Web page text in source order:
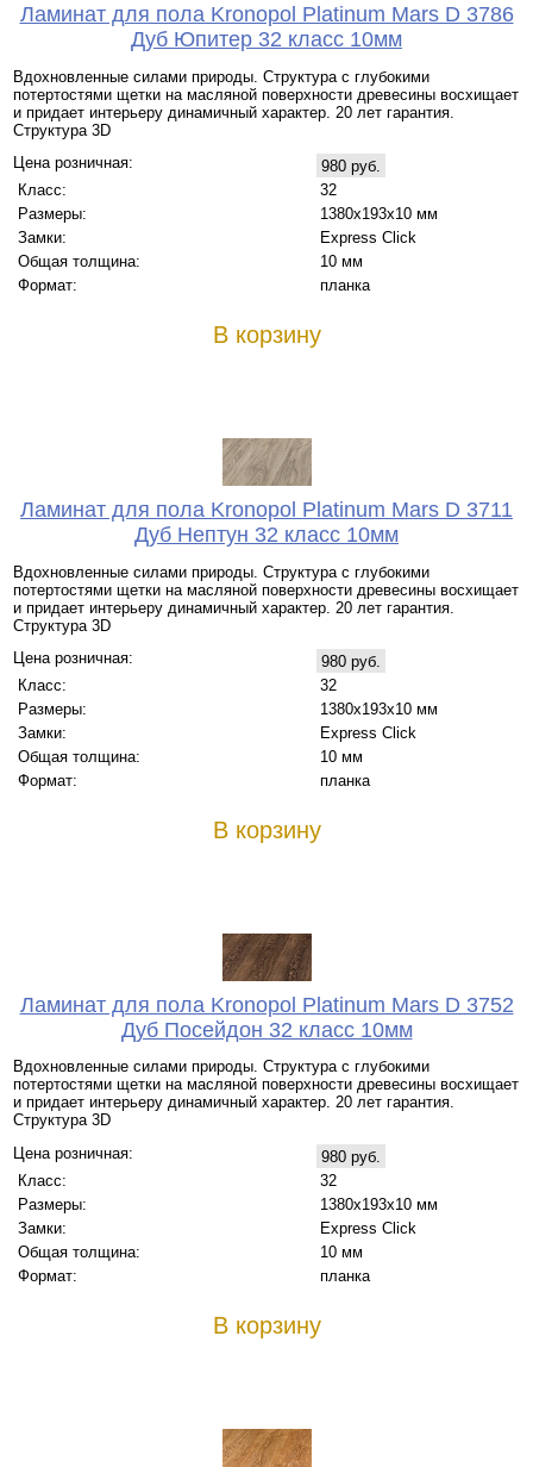
Ламинат для пола Kronopol Platinum Mars D 3786
Дуб Юпитер 32 класс 10мм
Вдохновленные силами природы. Структура с глубокими
потертостями щетки на масляной поверхности древесины восхищает
и придает интерьеру динамичный характер. 20 лет гарантия.
Структура 3D
Цена розничная:
980 руб.
Класс:
32
Размеры:
1380х193х10 мм
Замки:
Express Click
Общая толщина:
10 мм
Формат:
планка
В корзину
Ламинат для пола Kronopol Platinum Mars D 3711
Дуб Нептун 32 класс 10мм
Вдохновленные силами природы. Структура с глубокими
потертостями щетки на масляной поверхности древесины восхищает
и придает интерьеру динамичный характер. 20 лет гарантия.
Структура 3D
Цена розничная:
980 руб.
Класс:
32
Размеры:
1380х193х10 мм
Замки:
Express Click
Общая толщина:
10 мм
Формат:
планка
В корзину
Ламинат для пола Kronopol Platinum Mars D 3752
Дуб Посейдон 32 класс 10мм
Вдохновленные силами природы. Структура с глубокими
потертостями щетки на масляной поверхности древесины восхищает
и придает интерьеру динамичный характер. 20 лет гарантия.
Структура 3D
Цена розничная:
980 руб.
Класс:
32
Размеры:
1380х193х10 мм
Замки:
Express Click
Общая толщина:
10 мм
Формат:
планка
В корзину